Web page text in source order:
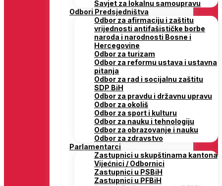
Savjet za lokalnu samoupravu
Odbori Predsjedništva
Odbor za afirmaciju i zaštitu
vrijednosti antifašističke borbe
naroda i narodnosti Bosne i
Hercegovine
Odbor za turizam
Odbor za reformu ustava i ustavna
pitanja
Odbor za rad i socijalnu zaštitu
SDP BiH
Odbor za pravdu i državnu upravu
Odbor za okoliš
Odbor za sport i kulturu
Odbor za nauku i tehnologiju
Odbor za obrazovanje i nauku
Odbor za zdravstvo
Parlamentarci
Zastupnici u skupštinama kantona
Vijećnici / Odbornici
Zastupnici u PSBiH
Zastupnici u PFBiH